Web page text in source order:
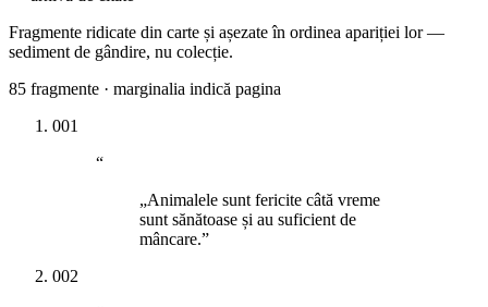
Fragmente ridicate din carte și așezate în ordinea apariției lor —
sediment de gândire, nu colecție.
85 fragmente · marginalia indică pagina
001
“
„Animalele sunt fericite câtă vreme
sunt sănătoase și au suficient de
mâncare.”
002